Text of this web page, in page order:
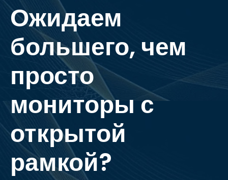
Ожидаем
большего, чем
просто
мониторы с
открытой
рамкой?